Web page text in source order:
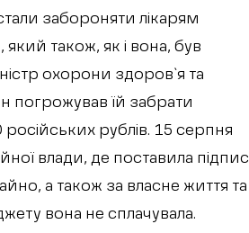
забороняти лікарям
також, як і вона, був
охорони здоров`я та
погрожував їй забрати
рублів. 15 серпня
влади, де поставила підпис
а також за власне життя та
вона не сплачувала.